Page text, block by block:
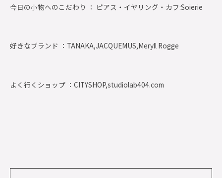
今日の小物へのこだわり ： ピアス・イヤリング・カフ:Soierie
好きなブランド ： TANAKA,JACQUEMUS,Meryll Rogge
よく行くショップ ： CITYSHOP,studiolab404.com